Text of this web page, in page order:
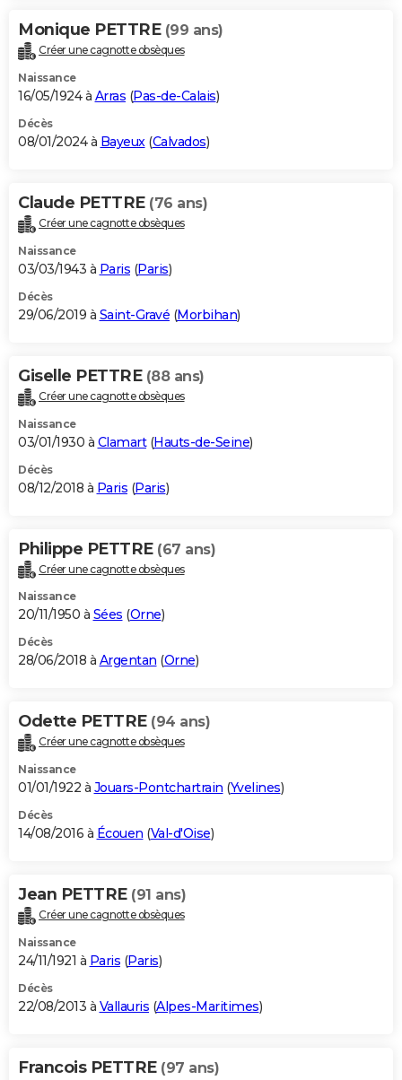
Carte de Noël
Carte Bonne année
Carte Saint-Valentin
Carte Pâques
Carte d'anniversaire
DICTIONNAIRE
Dictionnaire
Biographies
Citations
Expressions
Proverbes
PROGRAMME TV
S'inscrire
Se connecter
Lycées
Collèges
Primaires
Universités
Entreprises
Service militaire
Avis de recherche
AVIS DE DÉCÈS
Bricolage
Lifestyle
Culture
Sport
Auto
Television
Voyage
Cinema
Monique PETTRE (99 ans)
Créer une cagnotte obsèques
Naissance
16/05/1924 à Arras (Pas-de-Calais)
Décès
08/01/2024 à Bayeux(Calvados)
Claude PETTRE (76 ans)
Créer une cagnotte obsèques
Naissance
03/03/1943 à Paris (Paris)
Décès
29/06/2019 à Saint-Gravé (Morbihan)
Giselle PETTRE (88 ans)
Créer une cagnotte obsèques
Naissance
03/01/1930 à Clamart(Hauts-de-Seine)
Décès
08/12/2018 à Paris (Paris)
Philippe PETTRE (67 ans)
Créer une cagnotte obsèques
Naissance
20/11/1950 à Sées (Orne)
Décès
28/06/2018 à Argentan (Orne)
Odette PETTRE (94 ans)
Créer une cagnotte obsèques
Naissance
01/01/1922 à Jouars-Pontchartrain (Yvelines)
Décès
14/08/2016 à Écouen (Val-d'Oise)
Jean PETTRE (91 ans)
Créer une cagnotte obsèques
Naissance
24/11/1921 à Paris (Paris)
Décès
22/08/2013 à Vallauris (Alpes-Maritimes)
Francois PETTRE (97 ans)